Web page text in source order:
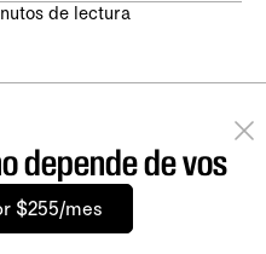
de lectura
depende de vos
$255/mes